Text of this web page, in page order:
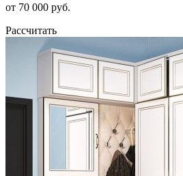
от 70 000 руб.
Рассчитать